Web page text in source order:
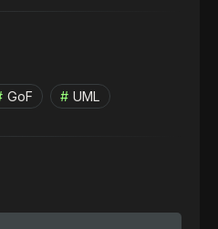
GoF UML